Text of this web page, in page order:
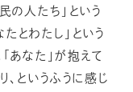
の人たち」という
とわたし」という
あなた」が抱えて
というふうに感じ